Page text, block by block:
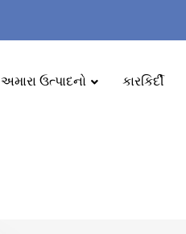
અમારા ઉત્પાદનો કારકિર્દી